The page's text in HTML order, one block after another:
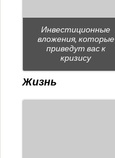
Инвестиционные
вложения, которые
приведут вас к
кризису
Жизнь